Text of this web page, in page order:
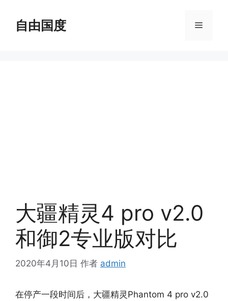
自由国度 菜
大疆精灵4 pro v2.0
和御2专业版对比
2020年4月10日 作者 admin
在停产一段时间后，大疆精灵Phantom 4 pro v2.0